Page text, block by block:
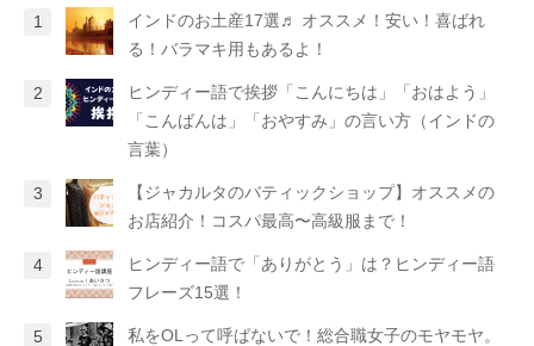
インドのお土産17選♬ オススメ！安い！喜ばれ
る！バラマキ用もあるよ！
ヒンディー語で挨拶「こんにちは」「おはよう」
「こんばんは」「おやすみ」の言い方（インドの
言葉）
【ジャカルタのバティックショップ】オススメの
お店紹介！コスパ最高〜高級服まで！
ヒンディー語で「ありがとう」は？ヒンディー語
フレーズ15選！
私をOLって呼ばないで！総合職女子のモヤモヤ。